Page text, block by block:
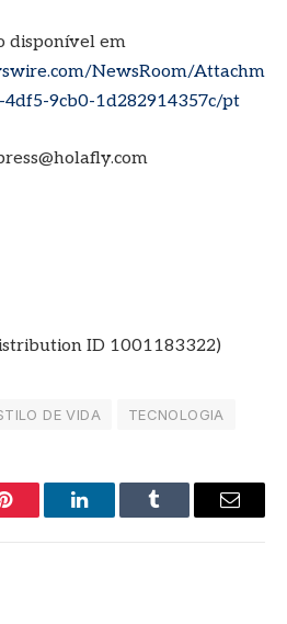
disponível em
NewsRoom/Attachm
9cb0-1d282914357c/pt
ID 1001183322)
DE VIDA TECNOLOGIA
Pinterest LinkedInTumblr
E-